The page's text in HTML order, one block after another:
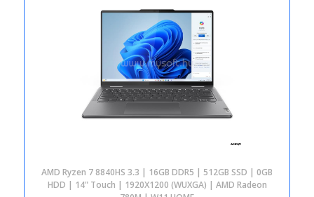
AMD Ryzen 7 8840HS 3.3 | 16GB DDR5 | 512GB SSD | 0GB
HDD | 14" Touch | 1920X1200 (WUXGA) | AMD Radeon